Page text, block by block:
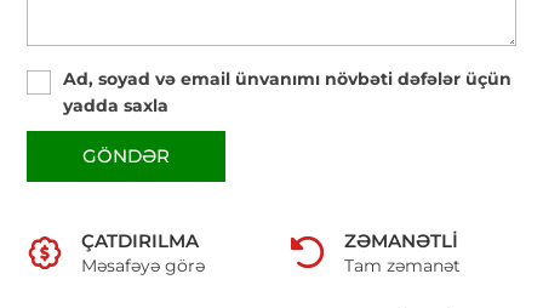
Ad, soyad və email ünvanımı növbəti dəfələr üçün
yadda saxla
GÖNDƏR
ÇATDIRILMA
Məsafəyə görə
ZƏMANƏTLI
Tam zəmanət